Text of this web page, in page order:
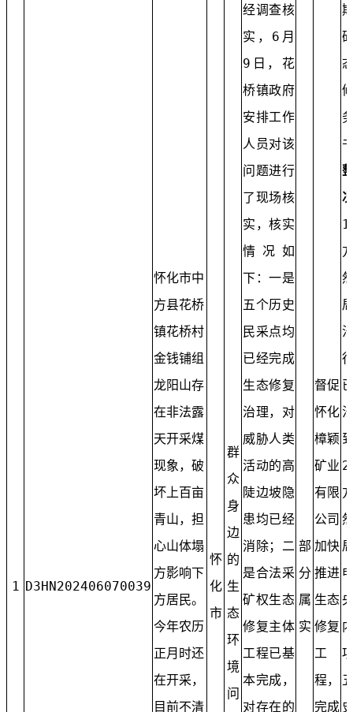
1 D3HN202406070039
怀化市中
方县花桥
镇花桥村
金钱铺组
龙阳山存
在非法露
天开采煤
现象，破
坏上百亩
青山，担
心山体塌
方影响下
方居民。
今年农历
正月时还
在开采，
目前不清
怀
化
市
群
众
身
边
的
生
态
环
境
问
经调查核
实，6月
9日，花
桥镇政府
安排工作
人员对该
问题进行
了现场核
实，核实
情况如
下：一是
五个历史
民采点均
已经完成
生态修复
治理，对
威胁人类
活动的高
陡边坡隐
患均已经
消除；二
是合法采
矿权生态
修复主体
工程已基
本完成，
对存在的
部
分
属
实
督促
怀化
樟颖
矿业
有限
公司
加快
推进
生态
修复
工
程，
完成
1
2